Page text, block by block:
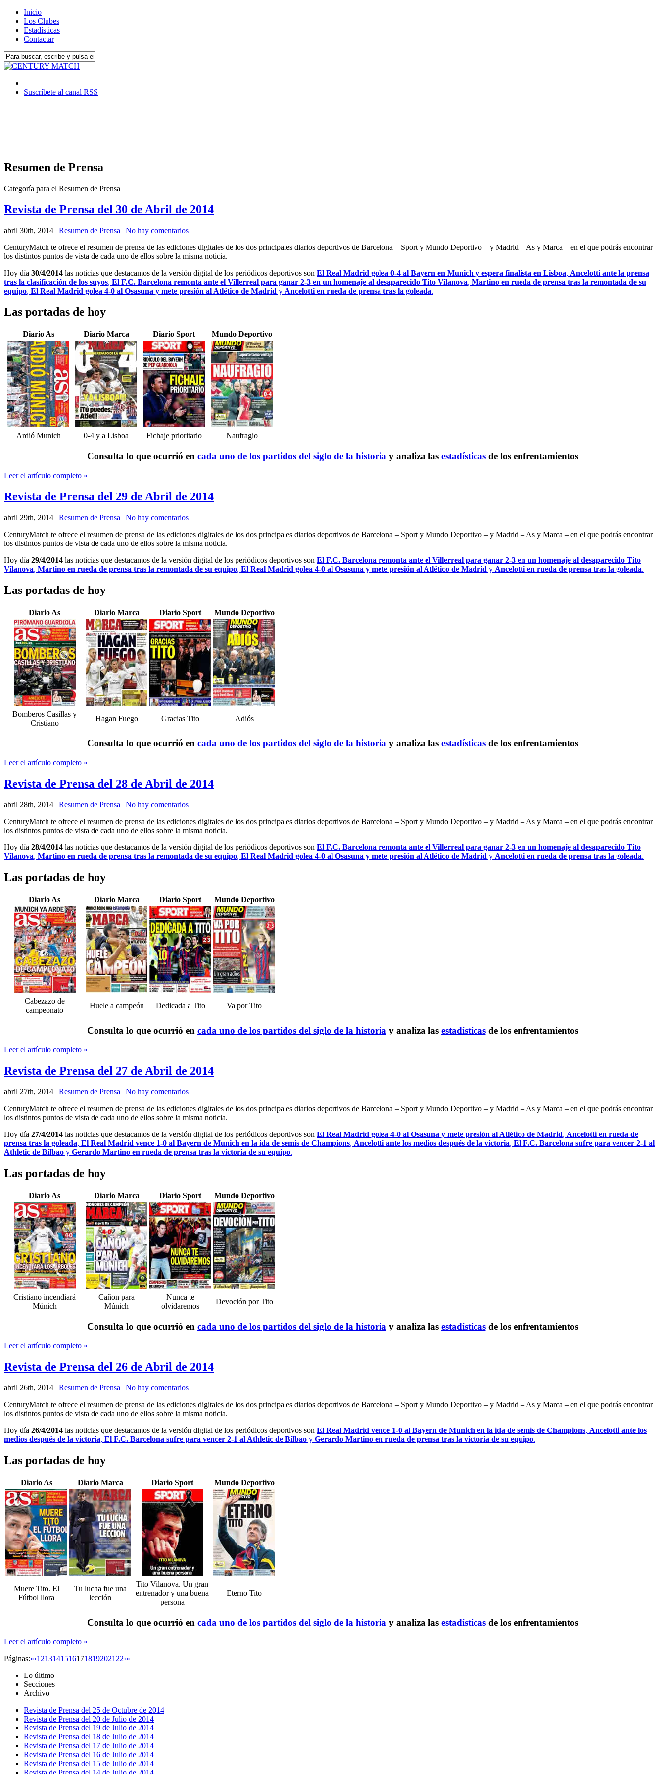
Inicio
Los Clubes
Estadísticas
Contactar
Suscríbete al canal RSS
Resumen de Prensa
Categoría para el Resumen de Prensa
Revista de Prensa del 30 de Abril de 2014
abril 30th, 2014 | Resumen de Prensa | No hay comentarios
CenturyMatch te ofrece el resumen de prensa de las ediciones digitales de los dos principales diarios deportivos de Barcelona – Sport y Mundo Deportivo – y Madrid – As y Marca – en el que podrás encontrar
los distintos puntos de vista de cada uno de ellos sobre la misma noticia.
Hoy día 30/4/2014 las noticias que destacamos de la versión digital de los periódicos deportivos son El Real Madrid golea 0-4 al Bayern en Munich y espera finalista en Lisboa, Ancelotti ante la prensa
tras la clasificación de los suyos, El F.C. Barcelona remonta ante el Villerreal para ganar 2-3 en un homenaje al desaparecido Tito Vilanova, Martino en rueda de prensa tras la remontada de su
equipo, El Real Madrid golea 4-0 al Osasuna y mete presión al Atlético de Madrid y Ancelotti en rueda de prensa tras la goleada.
Las portadas de hoy
Diario As Diario Marca Diario Sport Mundo Deportivo
Ardió Munich 0-4 y a Lisboa Fichaje prioritario Naufragio
Consulta lo que ocurrió en cada uno de los partidos del siglo de la historia y analiza las estadísticasde los enfrentamientos
Leer el artículo completo »
Revista de Prensa del 29 de Abril de 2014
abril 29th, 2014 | Resumen de Prensa | No hay comentarios
CenturyMatch te ofrece el resumen de prensa de las ediciones digitales de los dos principales diarios deportivos de Barcelona – Sport y Mundo Deportivo – y Madrid – As y Marca – en el que podrás encontrar
los distintos puntos de vista de cada uno de ellos sobre la misma noticia.
Hoy día 29/4/2014 las noticias que destacamos de la versión digital de los periódicos deportivos son El F.C. Barcelona remonta ante el Villerreal para ganar 2-3 en un homenaje al desaparecido Tito
Vilanova, Martino en rueda de prensa tras la remontada de su equipo, El Real Madrid golea 4-0 al Osasuna y mete presión al Atlético de Madrid y Ancelotti en rueda de prensa tras la goleada.
Las portadas de hoy
Diario As Diario Marca Diario Sport Mundo Deportivo
Bomberos Casillas y
Cristiano
Hagan Fuego Gracias Tito Adiós
Consulta lo que ocurrió en cada uno de los partidos del siglo de la historiay analiza las estadísticasde los enfrentamientos
Leer el artículo completo »
Revista de Prensa del 28 de Abril de 2014
abril 28th, 2014 | Resumen de Prensa | No hay comentarios
CenturyMatch te ofrece el resumen de prensa de las ediciones digitales de los dos principales diarios deportivos de Barcelona – Sport y Mundo Deportivo – y Madrid – As y Marca – en el que podrás encontrar
los distintos puntos de vista de cada uno de ellos sobre la misma noticia.
Hoy día 28/4/2014 las noticias que destacamos de la versión digital de los periódicos deportivos son El F.C. Barcelona remonta ante el Villerreal para ganar 2-3 en un homenaje al desaparecido Tito
Vilanova, Martino en rueda de prensa tras la remontada de su equipo, El Real Madrid golea 4-0 al Osasuna y mete presión al Atlético de Madrid y Ancelotti en rueda de prensa tras la goleada.
Las portadas de hoy
Diario As Diario Marca Diario Sport Mundo Deportivo
Cabezazo de
campeonato
Huele a campeón Dedicada a Tito Va por Tito
Consulta lo que ocurrió en cada uno de los partidos del siglo de la historiay analiza las estadísticasde los enfrentamientos
Leer el artículo completo »
Revista de Prensa del 27 de Abril de 2014
abril 27th, 2014 | Resumen de Prensa | No hay comentarios
CenturyMatch te ofrece el resumen de prensa de las ediciones digitales de los dos principales diarios deportivos de Barcelona – Sport y Mundo Deportivo – y Madrid – As y Marca – en el que podrás encontrar
los distintos puntos de vista de cada uno de ellos sobre la misma noticia.
Hoy día 27/4/2014 las noticias que destacamos de la versión digital de los periódicos deportivos son El Real Madrid golea 4-0 al Osasuna y mete presión al Atlético de Madrid, Ancelotti en rueda de
prensa tras la goleada, El Real Madrid vence 1-0 al Bayern de Munich en la ida de semis de Champions, Ancelotti ante los medios después de la victoria, El F.C. Barcelona sufre para vencer 2-1 al
Athletic de Bilbao y Gerardo Martino en rueda de prensa tras la victoria de su equipo.
Las portadas de hoy
Diario As Diario Marca Diario Sport Mundo Deportivo
Cristiano incendiará
Múnich
Cañon para
Múnich
Nunca te
olvidaremos
Devoción por Tito
Consulta lo que ocurrió en cada uno de los partidos del siglo de la historiay analiza las estadísticasde los enfrentamientos
Leer el artículo completo »
Revista de Prensa del 26 de Abril de 2014
abril 26th, 2014 | Resumen de Prensa | No hay comentarios
CenturyMatch te ofrece el resumen de prensa de las ediciones digitales de los dos principales diarios deportivos de Barcelona – Sport y Mundo Deportivo – y Madrid – As y Marca – en el que podrás encontrar
los distintos puntos de vista de cada uno de ellos sobre la misma noticia.
Hoy día 26/4/2014 las noticias que destacamos de la versión digital de los periódicos deportivos son El Real Madrid vence 1-0 al Bayern de Munich en la ida de semis de Champions, Ancelotti ante los
medios después de la victoria, El F.C. Barcelona sufre para vencer 2-1 al Athletic de Bilbao y Gerardo Martino en rueda de prensa tras la victoria de su equipo.
Las portadas de hoy
Diario As Diario Marca Diario Sport Mundo Deportivo
Muere Tito. El
Fútbol llora
Tu lucha fue una
lección
Tito Vilanova. Un gran
entrenador y una buena
persona
Eterno Tito
Consulta lo que ocurrió en cada uno de los partidos del siglo de la historiay analiza las estadísticasde los enfrentamientos
Leer el artículo completo »
Páginas:«‹12131415161718192021 22›»
Lo último
Secciones
Archivo
Revista de Prensa del 25 de Octubre de 2014
Revista de Prensa del 20 de Julio de 2014
Revista de Prensa del 19 de Julio de 2014
Revista de Prensa del 18 de Julio de 2014
Revista de Prensa del 17 de Julio de 2014
Revista de Prensa del 16 de Julio de 2014
Revista de Prensa del 15 de Julio de 2014